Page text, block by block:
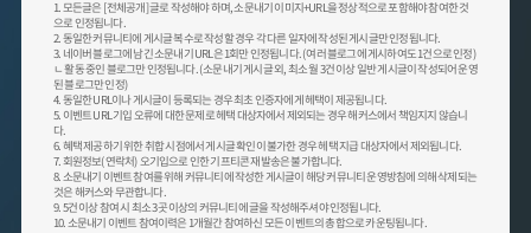
1. 모든글은 [전체공개] 글로 작성해야 하며, 소문내기 이미지+URL을 정상적으로 포함해야 참여한 것
으로 인정됩니다.
2. 동일한 커뮤니티에 게시글 복수로 작성할 경우 각 다른 일자에 작성된 게시글만 인정됩니다.
3. 네이버 블로그에 남긴 소문내기 URL은 1회만 인정됩니다. (여러 블로그에 게시하여도 1건으로 인정)
ㄴ 활동 중인 블로그만 인정됩니다. (소문내기 게시글 외, 최소 월 3건 이상 일반 게시글이 작성되어 운영
된 블로그만 인정)
4. 동일한 URL이나 게시글이 등록되는 경우 최초 인증자에게 헤택이 제공됩니다.
5. 이벤트 URL 기입 오류에 대한 문제로 헤택 대상자에서 제외되는 경우 해커스에서 책임지지 않습니
다.
6. 혜택 제공하기 위한 취합 시점에서 게시글 확인이 불가한 경우 헤택 지급 대상자에서 제외됩니다.
7. 회원정보(연락처) 오기입으로 인한 기프티콘 재발송은 불가합니다.
8. 소문내기 이벤트 참여를 위해 커뮤니티에 작성한 게시글이 해당 커뮤니티 운영방침에 의해 삭제되는
것은 해커스와 무관합니다.
9. 5건 이상 참여 시 최소 3곳 이상의 커뮤니티에 글을 작성해주셔야 인정됩니다.
10. 소문내기 이벤트 참여이력은 1개월간 참여하신 모든 이벤트의 총합으로 카운팅됩니다.